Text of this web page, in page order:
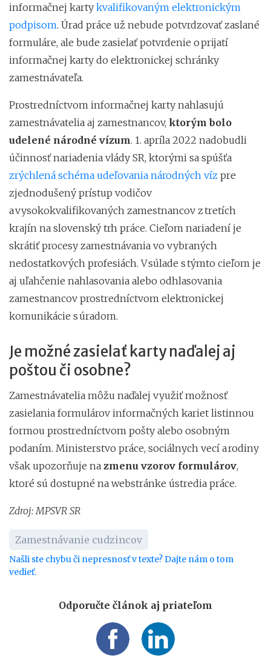
informačnej karty kvalifikovaným elektronickým
podpisom. Úrad práce už nebude potvrdzovať zaslané
formuláre, ale bude zasielať potvrdenie o prijatí
informačnej karty do elektronickej schránky
zamestnávateľa.
Prostredníctvom informačnej karty nahlasujú
zamestnávatelia aj zamestnancov, ktorým bolo
udelené národné vízum. 1. apríla 2022 nadobudli
účinnosť nariadenia vlády SR, ktorými sa spúšťa
zrýchlená schéma udeľovania národných víz pre
zjednodušený prístup vodičov
a vysokokvalifikovaných zamestnancov z tretích
krajín na slovenský trh práce. Cieľom nariadení je
skrátiť procesy zamestnávania vo vybraných
nedostatkových profesiách. V súlade s týmto cieľom je
aj uľahčenie nahlasovania alebo odhlasovania
zamestnancov prostredníctvom elektronickej
komunikácie s úradom.
Je možné zasielať karty naďalej aj
poštou či osobne?
Zamestnávatelia môžu naďalej využiť možnosť
zasielania formulárov informačných kariet listinnou
formou prostredníctvom pošty alebo osobným
podaním. Ministerstvo práce, sociálnych vecí a rodiny
však upozorňuje na zmenu vzorov formulárov,
ktoré sú dostupné na webstránke ústredia práce.
Zdroj: MPSVR SR
Zamestnávanie cudzincov
Našli ste chybu či nepresnosť v texte? Dajte nám o tom
vedieť.
Odporučte článok aj priateľom